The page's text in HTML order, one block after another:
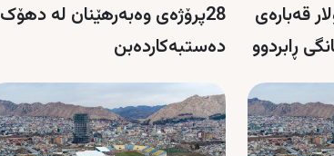
دۆلار قەبارەی
ڕابردوو
28پرۆژەی وەبەرهێنان لە دهۆک
دەستبەکاردەبن